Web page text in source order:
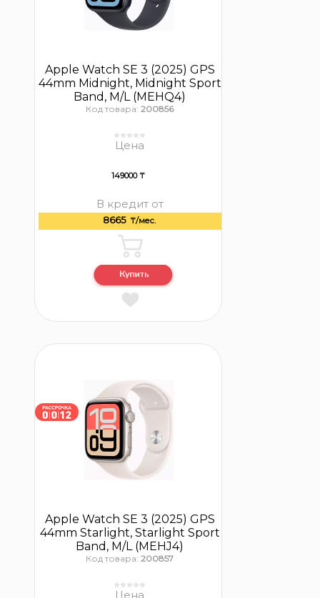
Apple Watch SE 3 (2025) GPS
44mm Midnight, Midnight Sport
Band, M/L (MEHQ4)
Код товара: 200856
Цена
149000 ₸
В кредит от
8665 ₸/мес.
Apple Watch SE 3 (2025) GPS
44mm Starlight, Starlight Sport
Band, M/L (MEHJ4)
Код товара: 200857
Цена